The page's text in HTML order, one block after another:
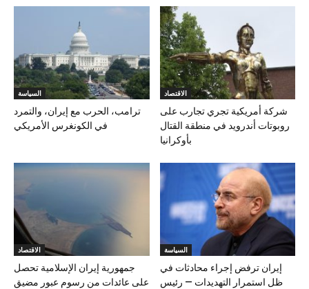
السياسة
ترامب، الحرب مع إيران، والتمرد
في الكونغرس الأمريكي
الاقتصاد
شركة أمريكية تجري تجارب على
روبوتات أندرويد في منطقة القتال
بأوكرانيا
الاقتصاد
جمهورية إيران الإسلامية تحصل
على عائدات من رسوم عبور مضيق
السياسة
إيران ترفض إجراء محادثات في
ظل استمرار التهديدات — رئيس